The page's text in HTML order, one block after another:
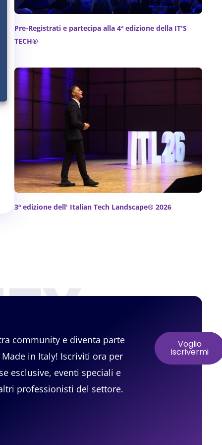
Pre-Registrati e partecipa alla 4ª edizione della IT'S
TECH®
3ª edizione dell' Italian Tech Landscape® 2026
community e diventa parte
Made in Italy! Iscriviti ora per
esclusive, eventi speciali e
professionisti del settore.
Voglio
iscrivermi